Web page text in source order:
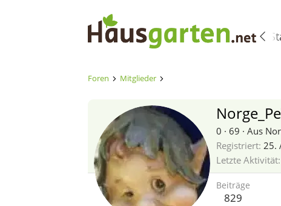
Foren Mitglieder
0 · 69 · Aus
Registriert 25.
Letzte Aktivität
Beiträge
829